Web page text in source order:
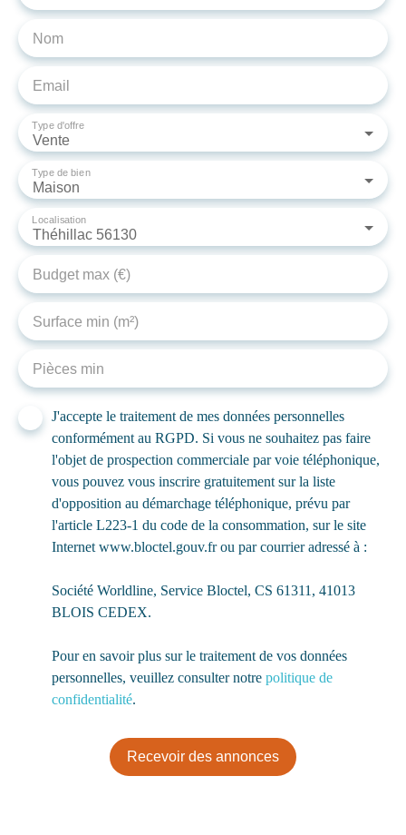
Nom
Email
Vente
Type d'offre
Maison
Type de bien
Théhillac 56130
Localisation
Budget max (€)
Surface min (m²)
Pièces min
J'accepte le traitement de mes données personnelles
conformément au RGPD. Si vous ne souhaitez pas faire
l'objet de prospection commerciale par voie téléphonique,
vous pouvez vous inscrire gratuitement sur la liste
d'opposition au démarchage téléphonique, prévu par
l'article L223-1 du code de la consommation, sur le site
Internet www.bloctel.gouv.fr ou par courrier adressé à :
Société Worldline, Service Bloctel, CS 61311, 41013
BLOIS CEDEX.
Pour en savoir plus sur le traitement de vos données
personnelles, veuillez consulter notre politique de
confidentialité.
Recevoir des annonces